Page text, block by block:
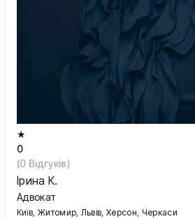
★
0
(0 Відгуків)
Ірина К.
Адвокат
Київ, Житомир, Львів, Херсон, Черкаси